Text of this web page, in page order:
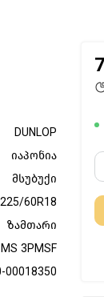
DUNLOP
იაპონია
მსუბუქი
225/60R18
ზამთარი
MS 3PMSF
00018350